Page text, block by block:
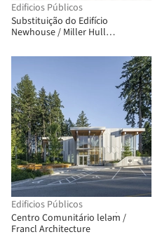
Edificios Públicos
Substituição do Edifício
Newhouse / Miller Hull
Edificios Públicos
Centro Comunitário leləm̓ /
Francl Architecture